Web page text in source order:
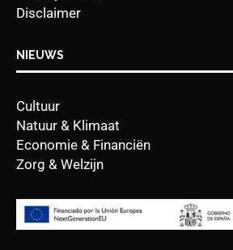
Disclaimer
NIEUWS
Cultuur
Natuur & Klimaat
Economie & Financiën
Zorg & Welzijn